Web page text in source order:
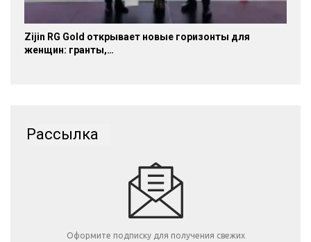
Zijin RG Gold открывает новые горизонты для
женщин: гранты,…
Рассылка
Оформите подписку для получения свежих